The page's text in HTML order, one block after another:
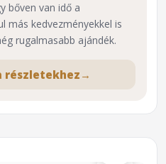
⌕
bőven van idő a
más kedvezményekkel is
rugalmasabb ajándék.
részletekhez→